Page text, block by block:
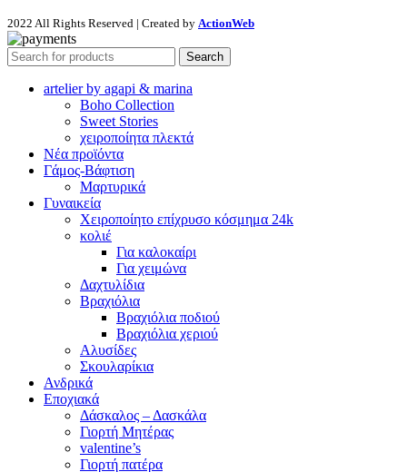
2022 All Rights Reserved | Created by ActionWeb
Search
artelier by agapi & marina
Boho Collection
Sweet Stories
χειροποίητα πλεκτά
Νέα προϊόντα
Γάμος-Βάφτιση
Μαρτυρικά
Γυναικεία
Χειροποίητο επίχρυσο κόσμημα 24k
κολιέ
Για καλοκαίρι
Για χειμώνα
Δαχτυλίδια
Βραχιόλια
Βραχιόλια ποδιού
Βραχιόλια χεριού
Αλυσίδες
Σκουλαρίκια
Ανδρικά
Εποχιακά
Δάσκαλος – Δασκάλα
Γιορτή Μητέρας
valentine’s
Γιορτή πατέρα